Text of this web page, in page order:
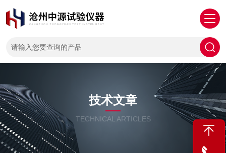
技术文章
TECHNICAL ARTICLES